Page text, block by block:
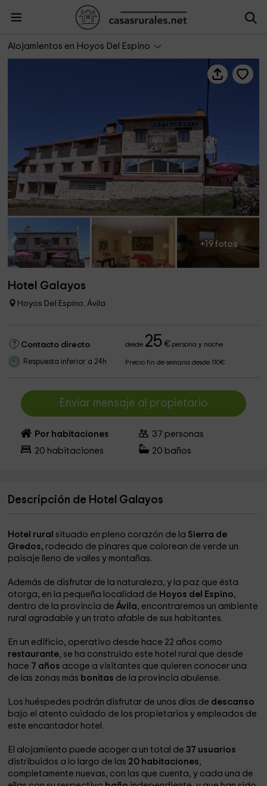
Alojamientos en Hoyos Del Espino
+19 fotos
Hotel Galayos
Hoyos Del Espino, Ávila
Contacto directo desde 25 €persona y noche
Respuesta inferior a 24h Precio fin de semana desde 110€
Enviar mensaje al propietario
Por habitaciones 37 personas
20 habitaciones 20 baños
Descripción de Hotel Galayos
Hotel rural situado en pleno corazón de la Sierra de
Gredos, rodeado de pinares que colorean de verde un
paisaje lleno de valles y montañas.
Además de disfrutar de la naturaleza, y la paz que ésta
otorga, en la pequeña localidad de Hoyos del Espino,
dentro de la provincia deÁvila, encontraremos un ambiente
rural agradable y un trato afable de sus habitantes.
En un edificio, operativo desde hace 22 años como
restaurante, se ha construido este hotel rural que desde
hace 7 años acoge a visitantes que quieren conocer una
de las zonas más bonitas de la provincia abulense.
Los huéspedes podrán disfrutar de unos días de descanso
bajo el atento cuidado de los propietarios y empleados de
este encantador hotel.
El alojamiento puede acoger a un total de37 usuarios
distribuidos a lo largo de las 20 habitaciones,
completamente nuevas, con las que cuenta, y cada una de